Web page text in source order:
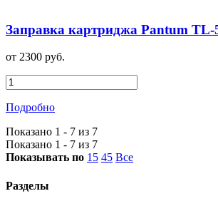
Заправка картриджа Pantum TL-
от 2300 руб.
Подробно
Показано 1 - 7 из 7
Показано 1 - 7 из 7
Показывать по 15 45 Все
Разделы